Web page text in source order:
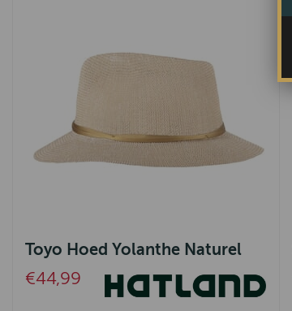
Toyo Hoed Yolanthe Naturel
€44,99